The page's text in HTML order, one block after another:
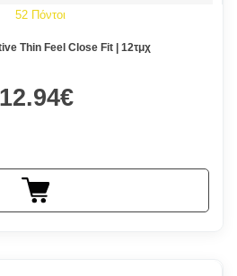
52 Πόντοι
Thin Feel Close Fit | 12τμχ
12.94€